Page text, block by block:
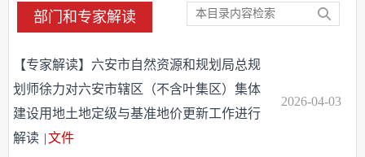
部门和专家解读
【专家解读】六安市自然资源和规划局总规
划师徐力对六安市辖区（不含叶集区）集体
建设用地土地定级与基准地价更新工作进行
解读 |文件
2026-04-03